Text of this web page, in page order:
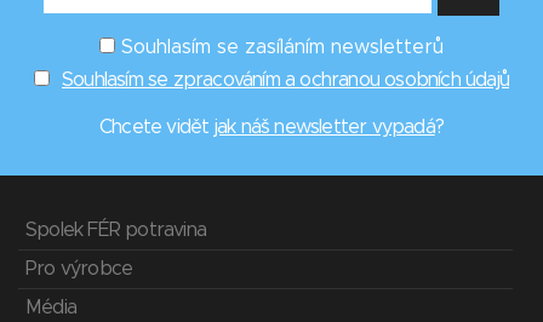
Souhlasím se zasíláním newsletterů
Souhlasím se zpracováním a ochranou osobních údajů
Chcete vidět jak náš newsletter vypadá?
Spolek FÉR potravina
Pro výrobce
Média